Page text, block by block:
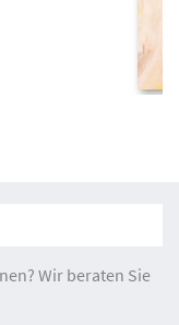
Wir beraten Sie